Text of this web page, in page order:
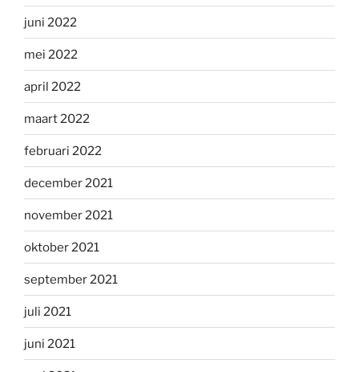
juni 2022
mei 2022
april 2022
maart 2022
februari 2022
december 2021
november 2021
oktober 2021
september 2021
juli 2021
juni 2021